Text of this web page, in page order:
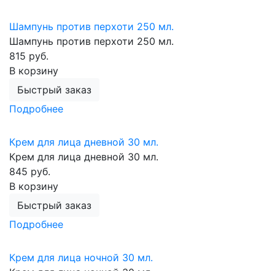
Шампунь против перхоти 250 мл.
Шампунь против перхоти 250 мл.
815 руб.
В корзину
Быстрый заказ
Подробнее
Крем для лица дневной 30 мл.
Крем для лица дневной 30 мл.
845 руб.
В корзину
Быстрый заказ
Подробнее
Крем для лица ночной 30 мл.